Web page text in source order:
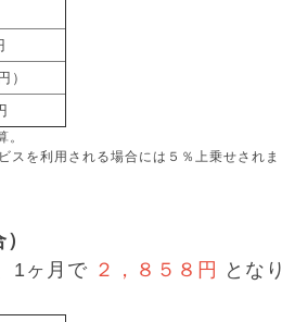
）
を利用される場合には５％上乗せされま
1ヶ月で ２，８５８円
となり